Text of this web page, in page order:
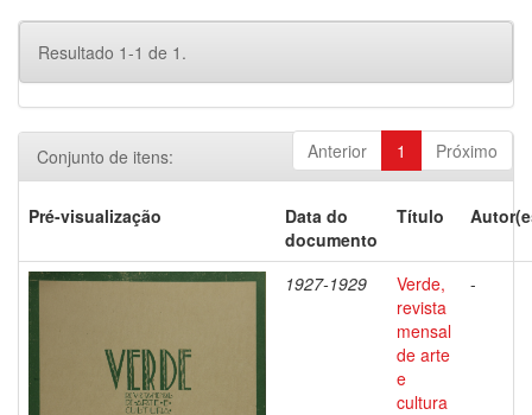
Resultado 1-1 de 1.
Anterior 1 Próximo
Conjunto de itens:
Pré-visualização
Data do
documento
Título
1927-1929
Verde,
revista
mensal
de arte
e
cultura
-